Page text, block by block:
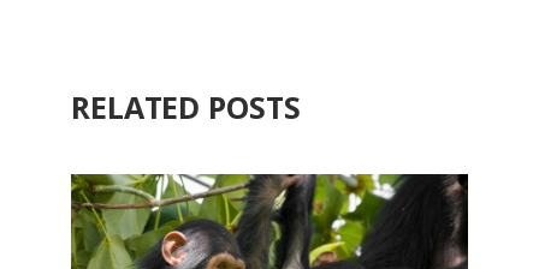
RELATED POSTS